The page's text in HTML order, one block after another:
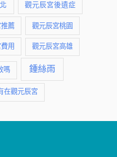
觀元辰宮後遺症
薦 觀元辰宮桃園
用 觀元辰宮高雄
嗎 鍾絲雨
在觀元辰宮